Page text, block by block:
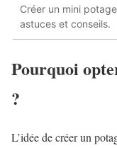
Créer un mini
astuces et conseils.
Pourquoi
?
L’idée de créer un